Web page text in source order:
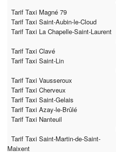
Tarif Taxi Magné 79
Tarif Taxi Saint-Aubin-le-Cloud
Tarif Taxi La Chapelle-Saint-Laurent
Tarif Taxi Clavé
Tarif Taxi Saint-Lin
Tarif Taxi Vausseroux
Tarif Taxi Cherveux
Tarif Taxi Saint-Gelais
Tarif Taxi Azay-le-Brûlé
Tarif Taxi Nanteuil
Tarif Taxi Saint-Martin-de-Saint-
Maixent